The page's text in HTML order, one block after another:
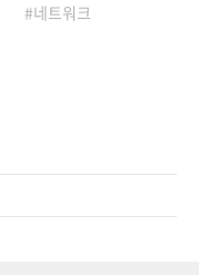
네트워크